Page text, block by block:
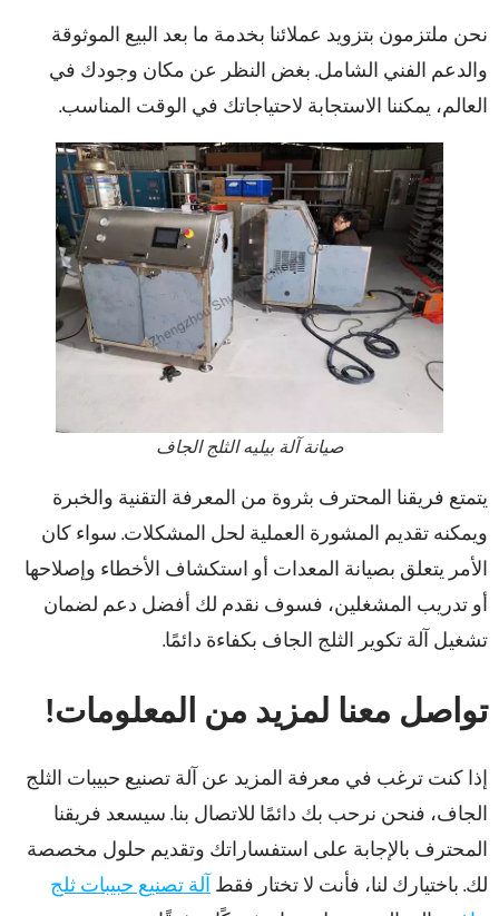
نحن ملتزمون بتزويد عملائنا بخدمة ما بعد البيع الموثوقة
والدعم الفني الشامل. بغض النظر عن مكان وجودك في
العالم، يمكننا الاستجابة لاحتياجاتك في الوقت المناسب.
صيانة آلة بيليه الثلج الجاف
يتمتع فريقنا المحترف بثروة من المعرفة التقنية والخبرة
ويمكنه تقديم المشورة العملية لحل المشكلات. سواء كان
الأمر يتعلق بصيانة المعدات أو استكشاف الأخطاء وإصلاحها
أو تدريب المشغلين، فسوف نقدم لك أفضل دعم لضمان
تشغيل آلة تكوير الثلج الجاف بكفاءة دائمًا.
تواصل معنا لمزيد من المعلومات!
إذا كنت ترغب في معرفة المزيد عن آلة تصنيع حبيبات الثلج
الجاف، فنحن نرحب بك دائمًا للاتصال بنا. سيسعد فريقنا
المحترف بالإجابة على استفساراتك وتقديم حلول مخصصة
لك. باختيارك لنا، فأنت لا تختار فقطآلة تصنيع حبيبات ثلج